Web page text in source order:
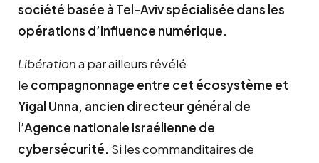
société basée à Tel-Aviv spécialisée dans les
opérations d’influence numérique.
Libérationa par ailleurs révélé
le compagnonnage entre cet écosystème et
Yigal Unna, ancien directeur général de
l’Agence nationale israélienne de
cybersécurité. Si les commanditaires de